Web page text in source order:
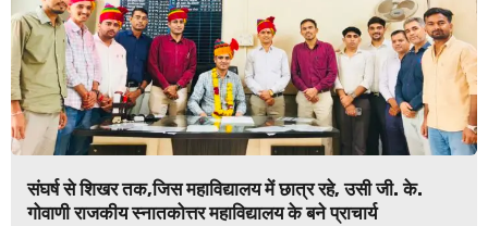
संघर्ष से शिखर तक,जिस महाविद्यालय में छात्र रहे, उसी जी. के.
गोवाणी राजकीय स्नातकोत्तर महाविद्यालय के बने प्राचार्य